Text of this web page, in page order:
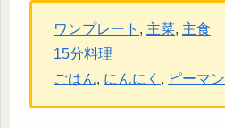
ワンプレート , 主菜, 主食
15分料理
ごはん, にんにく , ピーマン